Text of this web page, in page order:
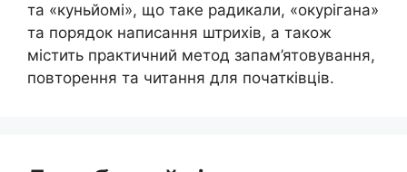
та «куньйомі», що таке радикали, «окурігана»
та порядок написання штрихів, а також
містить практичний метод запам’ятовування,
повторення та читання для початківців.